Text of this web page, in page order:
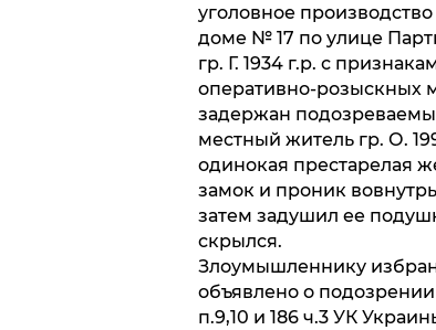
уголовное
доме № 17 по улице
гр. Г. 1934 г.р. с
оперативно-розыскных
задержан
местный житель гр. О.
одинокая престарелая
замок и проник
затем задушил ее
скрылся.
Злоумышленнику
объявлено о подозрении
п.9,10 и 186 ч.3 УК